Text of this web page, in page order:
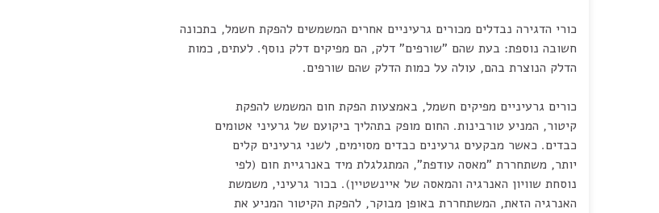
כורי הדגירה נבדלים מכורים גרעיניים אחרים המשמשים להפקת חשמל, בתכונה
חשובה נוספת: בעת שהם "שורפים" דלק, הם מפיקים דלק נוסף. לעתים, כמות
הדלק הנוצרת בהם, עולה על כמות הדלק שהם שורפים.
כורים גרעיניים מפיקים חשמל, באמצעות הפקת חום המשמש להפקת
קיטור, המניע טורבינות. החום מופק בתהליך ביקועם של גרעיני אטומים
כבדים. כאשר מבקעים גרעינים כבדים מסוימים, לשני גרעינים קלים
יותר, משתחררת "מאסה עודפת", המתגלגלת מיד באנרגיית חום (לפי
נוסחת שוויון האנרגיה והמאסה של איינשטיין). בכור גרעיני, משמשת
האנרגיה הזאת, המשתחררת באופן מבוקר, להפקת הקיטור המניע את